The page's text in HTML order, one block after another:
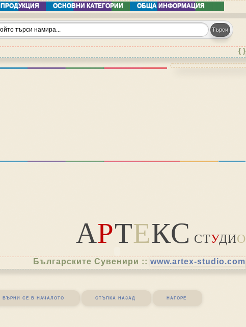
ПРОДУКЦИЯ ОСНОВНИ КАТЕГОРИИ ОБЩА ИНФОРМАЦИЯ
{ }
АРТЕКС СТУДИО
Българските Сувенири :: www.artex-studio.com
върни се в началото стъпка назад нагоре